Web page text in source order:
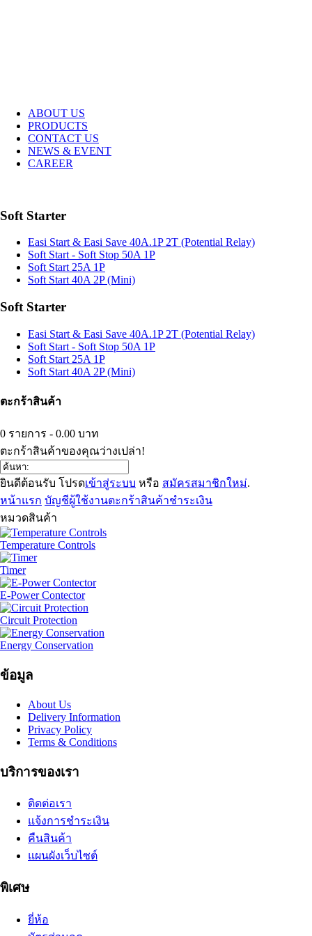
ABOUT US
PRODUCTS
CONTACT US
NEWS & EVENT
CAREER
Soft Starter
Easi Start & Easi Save 40A.1P 2T (Potential Relay)
Soft Start - Soft Stop 50A 1P
Soft Start 25A 1P
Soft Start 40A 2P (Mini)
Soft Starter
Easi Start & Easi Save 40A.1P 2T (Potential Relay)
Soft Start - Soft Stop 50A 1P
Soft Start 25A 1P
Soft Start 40A 2P (Mini)
ตะกร้าสินค้า
0 รายการ - 0.00 บาท
ตะกร้าสินค้าของคุณว่างเปล่า!
ยินดีต้อนรับ โปรดเข้าสู่ระบบ หรือ สมัครสมาชิกใหม่.
หน้าแรก บัญชีผู้ใช้งานตะกร้าสินค้าชำระเงิน
หมวดสินค้า
Temperature Controls
Timer
E-Power Contector
Circuit Protection
Energy Conservation
ข้อมูล
About Us
Delivery Information
Privacy Policy
Terms & Conditions
บริการของเรา
ติดต่อเรา
แจ้งการชำระเงิน
คืนสินค้า
แผนผังเว็บไซต์
พิเศษ
ยี่ห้อ